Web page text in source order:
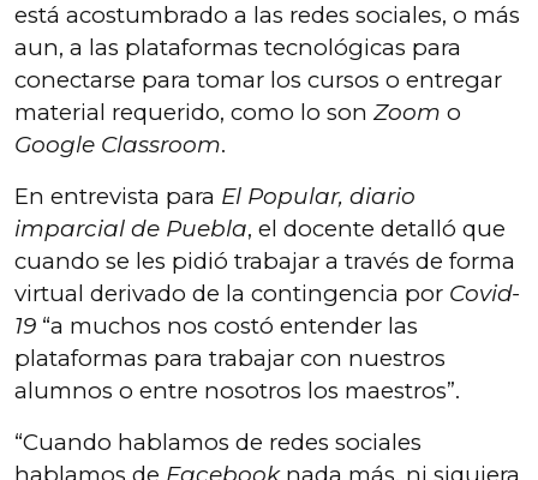
está acostumbrado a las redes sociales, o más
aun, a las plataformas tecnológicas para
conectarse para tomar los cursos o entregar
material requerido, como lo son Zoom o
Google Classroom.
En entrevista para El Popular, diario
imparcial de Puebla, el docente detalló que
cuando se les pidió trabajar a través de forma
virtual derivado de la contingencia por Covid-
19 “a muchos nos costó entender las
plataformas para trabajar con nuestros
alumnos o entre nosotros los maestros”.
“Cuando hablamos de redes sociales